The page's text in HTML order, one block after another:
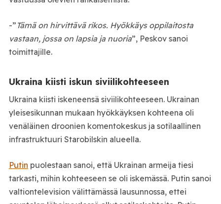
-” Tämä on hirvittävä rikos. Hyökkäys oppilaitosta
vastaan, jossa on lapsia ja nuoria”, Peskov sanoi
toimittajille.
Ukraina kiisti iskun siviilikohteeseen
Ukraina kiisti iskeneensä siviilikohteeseen. Ukrainan
yleisesikunnan mukaan hyökkäyksen kohteena oli
venäläinen droonien komentokeskus ja sotilaallinen
infrastruktuuri Starobilskin alueella.
Putin puolestaan sanoi, että Ukrainan armeija tiesi
tarkasti, mihin kohteeseen se oli iskemässä. Putin sanoi
valtiontelevision välittämässä lausunnossa, ettei